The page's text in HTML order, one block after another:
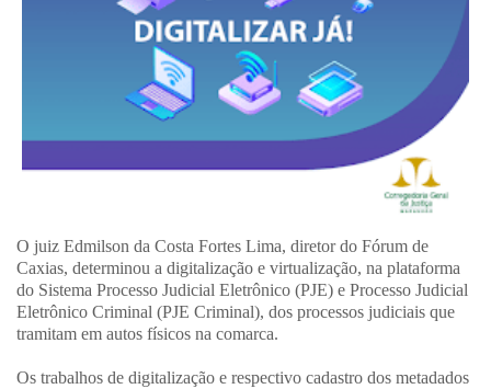
O juiz Edmilson da Costa Fortes Lima, diretor do Fórum de
Caxias, determinou a digitalização e virtualização, na plataforma
do Sistema Processo Judicial Eletrônico (PJE) e Processo Judicial
Eletrônico Criminal (PJE Criminal), dos processos judiciais que
tramitam em autos físicos na comarca.
Os trabalhos de digitalização e respectivo cadastro dos metadados